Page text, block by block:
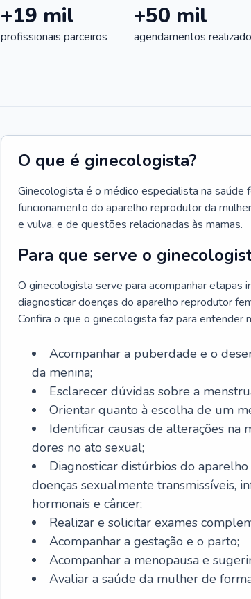
+19 mil
profissionais parceiros
+50 mil
agendamentos
O que é ginecologista?
Ginecologista é o médico especialista na saúde
funcionamento do aparelho reprodutor da
e vulva, e de questões relacionadas às mamas.
Para que serve o
O ginecologista serve para acompanhar etapas
diagnosticar doenças do aparelho reprodutor
Confira o que o ginecologista faz para entender
Acompanhar a puberdade e o
da menina;
Esclarecer dúvidas sobre a
Orientar quanto à escolha de um
Identificar causas de alterações na
dores no ato sexual;
Diagnosticar distúrbios do
doenças sexualmente transmissíveis,
hormonais e câncer;
Realizar e solicitar exames
Acompanhar a gestação e o parto;
Acompanhar a menopausa e
Avaliar a saúde da mulher de